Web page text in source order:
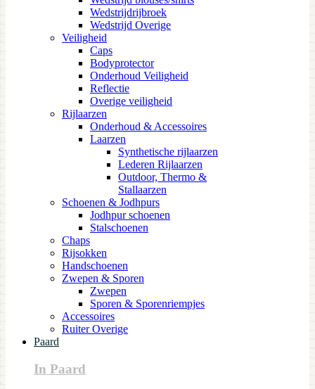
Wedstrijdrijbroek
Wedstrijd Overige
Veiligheid
Caps
Bodyprotector
Onderhoud Veiligheid
Reflectie
Overige veiligheid
Rijlaarzen
Onderhoud & Accessoires
Laarzen
Synthetische rijlaarzen
Lederen Rijlaarzen
Outdoor, Thermo &
Stallaarzen
Schoenen & Jodhpurs
Jodhpur schoenen
Stalschoenen
Chaps
Rijsokken
Handschoenen
Zwepen & Sporen
Zwepen
Sporen & Sporenriempjes
Accessoires
Ruiter Overige
Paard
In Paard